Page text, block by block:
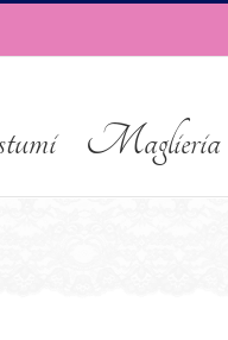
Maglieria